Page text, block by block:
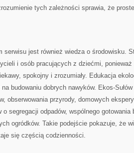
tych zależności sprawia, że
serwisu jest również wiedza o środowisku.
i osób pracujących z dziećmi,
spokojny i zrozumiały. Edukacja
budowaniu dobrych nawyków. Ekos-
obserwowania przyrody, domowych
o segregacji odpadów, wspólnego gotowania
ogródków. Takie podejście pokazuje, że
się częścią codzienności.